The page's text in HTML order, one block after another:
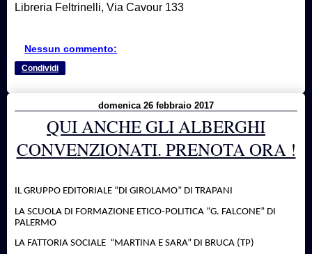
Libreria Feltrinelli, Via Cavour 133
Nessun commento:
Condividi
domenica 26 febbraio 2017
QUI ANCHE GLI ALBERGHI
CONVENZIONATI. PRENOTA ORA !
IL GRUPPO EDITORIALE “DI GIROLAMO” DI TRAPANI
LA SCUOLA DI FORMAZIONE ETICO-POLITICA “G. FALCONE” DI
PALERMO
LA FATTORIA SOCIALE “MARTINA E SARA” DI BRUCA (TP)